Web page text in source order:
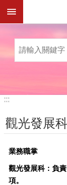
跳到主要內容區塊
:::
:::
觀光發展科
業務職掌
觀光發展科：負
項。